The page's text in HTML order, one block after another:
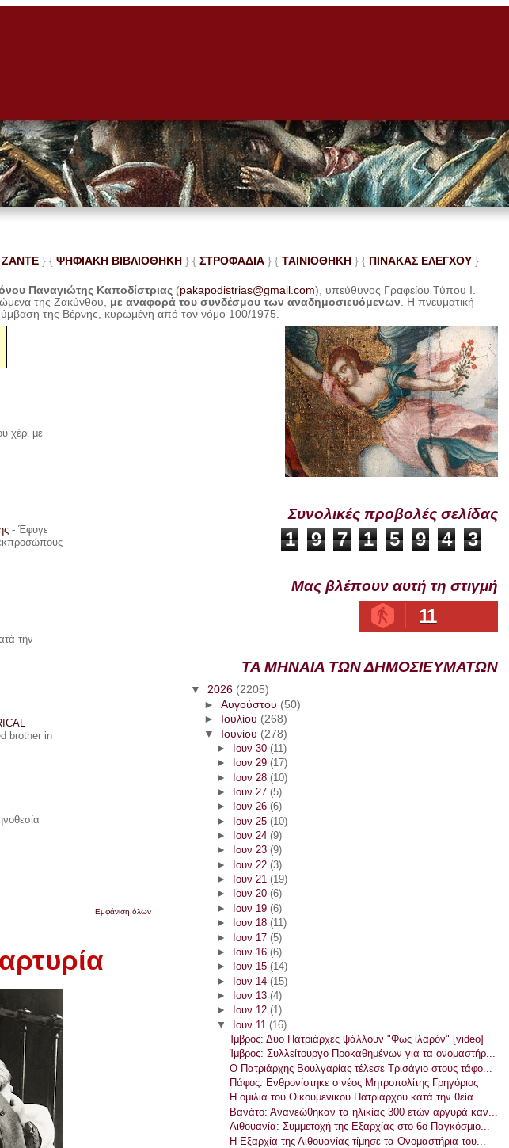
ZANTE} { ΨΗΦΙΑΚΗ ΒΙΒΛΙΟΘΗΚΗ } { ΣΤΡΟΦΑΔΙΑ } { ΤΑΙΝΙΟΘΗΚΗ } { ΠΙΝΑΚΑΣ ΕΛΕΓΧΟΥ}
Παναγιώτης Καποδίστριας (pakapodistrias@gmail.com), υπεύθυνος Γραφείου Τύπου Ι.
της Ζακύνθου, με αναφορά του συνδέσμου των αναδημοσιευόμενων . Ηπνευματική
της Βέρνης, κυρωμένη από τον νόμο 100/1975.
χέρι με
- Έφυγε
τήν
brother in
Εμφάνιση όλων
Συνολικές προβολές σελίδας
1 9 7 1 5 9 4 3
Μας βλέπουν αυτή τη στιγμή
11
ΤΑ ΜΗΝΑΙΑ ΤΩΝ ΔΗΜΟΣΙΕΥΜΑΤΩΝ
▼2026 (2205)
► Αυγούστου (50)
►
Ιουλίου (268)
▼ Ιουνίου (278)
►
Ιουν 30 (11)
►
Ιουν 29 (17)
► Ιουν 28 (10)
►
Ιουν 27 (5)
►
Ιουν 26 (6)
► Ιουν 25 (10)
►
Ιουν 24 (9)
►
Ιουν 23 (9)
► Ιουν 22 (3)
►
Ιουν 21 (19)
►
Ιουν 20 (6)
►
Ιουν 19 (6)
►
Ιουν 18 (11)
► Ιουν 17 (5)
►
Ιουν 16 (6)
►
Ιουν 15 (14)
► Ιουν 14 (15)
►
Ιουν 13 (4)
►
Ιουν 12 (1)
▼ Ιουν 11 (16)
Ίμβρος: Δυο Πατριάρχες ψάλλουν "Φως ιλαρόν" [video]
Ίμβρος: Συλλείτουργο Προκαθημένων για τα ονομαστήρ...
Ο Πατριάρχης Βουλγαρίας τέλεσε Τρισάγιο στους τάφο...
Πάφος: Ενθρονίστηκε ο νέος Μητροπολίτης Γρηγόριος
Η ομιλία του Οικουμενικού Πατριάρχου κατά την θεία...
Βανάτο: Ανανεώθηκαν τα ηλικίας 300 ετών αργυρά καν...
Λιθουανία: Συμμετοχή της Εξαρχίας στο 6ο Παγκόσμιο...
Η Εξαρχία της Λιθουανίας τίμησε τα Ονομαστήρια του...